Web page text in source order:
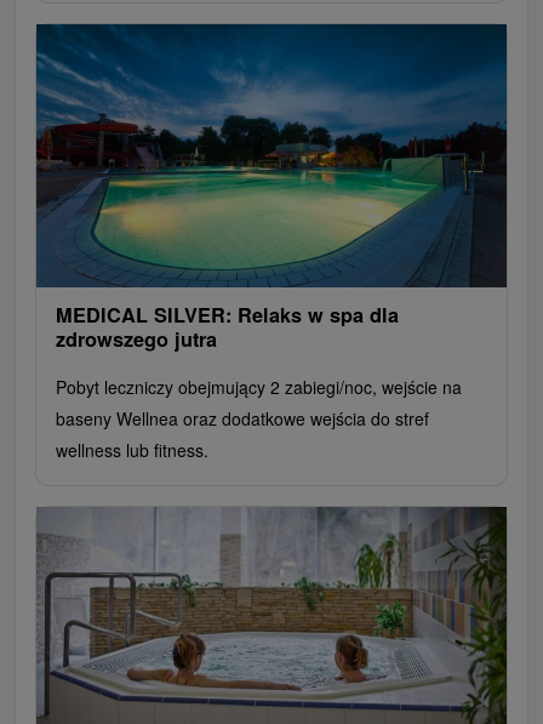
MEDICAL SILVER: Relaks w spa dla
zdrowszego jutra
Pobyt leczniczy obejmujący 2 zabiegi/noc, wejście na
baseny Wellnea oraz dodatkowe wejścia do stref
wellness lub fitness.